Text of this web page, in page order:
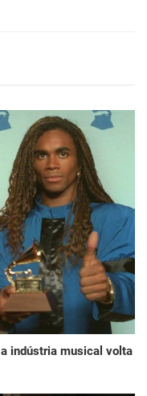
indústria musical volta